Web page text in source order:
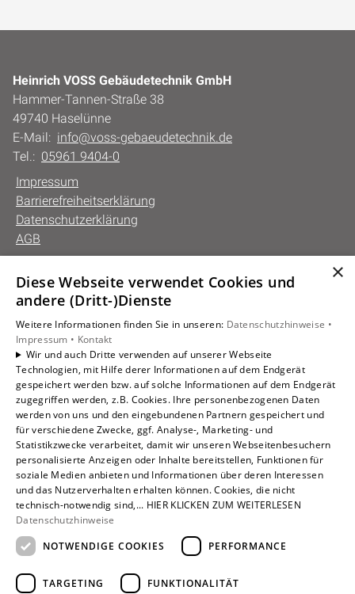
Heinrich VOSS Gebäudetechnik GmbH
Hammer-Tannen-Straße 38
49740 Haselünne
E-Mail: info@voss-gebaeudetechnik.de
Tel.: 05961 9404-0
Impressum
Barrierefreiheitserklärung
Datenschutzerklärung
AGB
Unsere Bereiche
Gewerbekunden
Karriere
Unternehmen
Kontakt
×
Diese Webseite verwendet Cookies und
andere (Dritt-)Dienste
Weitere Informationen finden Sie in unseren: Datenschutzhinweise •
Impressum • Kontakt
Wir und auch Dritte verwenden auf unserer Webseite
Technologien, mit Hilfe derer Informationen auf dem Endgerät
gespeichert werden bzw. auf solche Informationen auf dem Endgerät
zugegriffen werden, z.B. Cookies. Ihre personenbezogenen Daten
werden von uns und den eingebundenen Partnern gespeichert und
für verschiedene Zwecke, ggf. Analyse-, Marketing- und
Statistikzwecke verarbeitet, damit wir unseren Webseitenbesuchern
personalisierte Anzeigen oder Inhalte bereitstellen, Funktionen für
soziale Medien anbieten und Informationen über deren Interessen
und das Nutzerverhalten erhalten können. Cookies, die nicht
technisch-notwendig sind,... HIER KLICKEN ZUM WEITERLESEN
Datenschutzhinweise
NOTWENDIGE COOKIES
PERFORMANCE
TARGETING FUNKTIONALITÄT